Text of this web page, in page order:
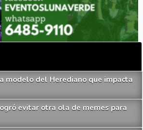
modelo del Herediano que impacta
evitar otra ola de memes para